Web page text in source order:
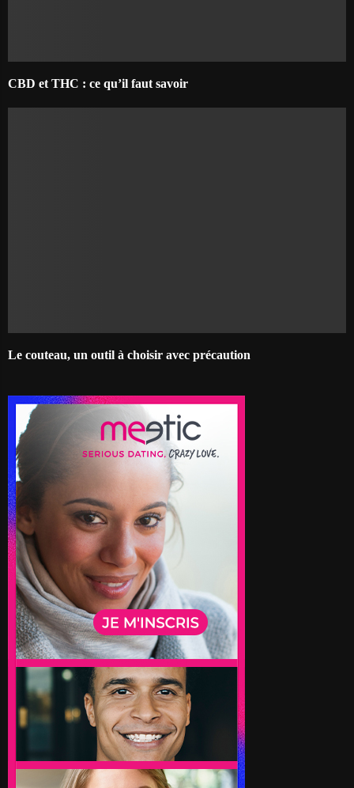
CBD et THC : ce qu’il faut savoir
Le couteau, un outil à choisir avec précaution